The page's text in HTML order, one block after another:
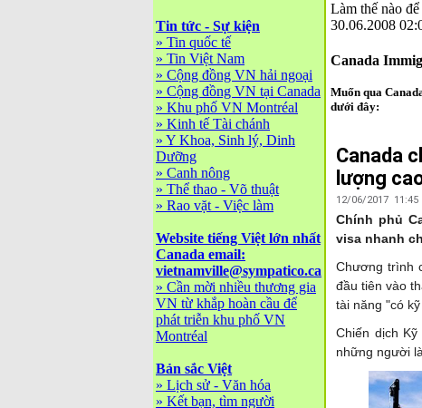
Tin tức - Sự kiện
» Tin quốc tế
» Tin Việt Nam
» Cộng đồng VN hải ngoại
» Cộng đồng VN tại Canada
» Khu phố VN Montréal
» Kinh tế Tài chánh
» Y Khoa, Sinh lý, Dinh
Dưỡng
» Canh nông
» Thể thao - Võ thuật
» Rao vặt - Việc làm
Website tiếng Việt lớn nhất
Canada email:
vietnamville@sympatico.ca
» Cần mời nhiều thương gia
VN từ khắp hoàn cầu để
phát triễn khu phố VN
Montréal
Bản sắc Việt
» Lịch sử - Văn hóa
» Kết bạn, tìm người
Làm thế nào
30.06.2008
Canada
Muốn qua
dưới đây:
Canada
lượng
12/06/2017 11:45
Chính phủ
visa nhanh
Chương trình
đầu tiên vào
tài năng "có
Chiến dịch
những người